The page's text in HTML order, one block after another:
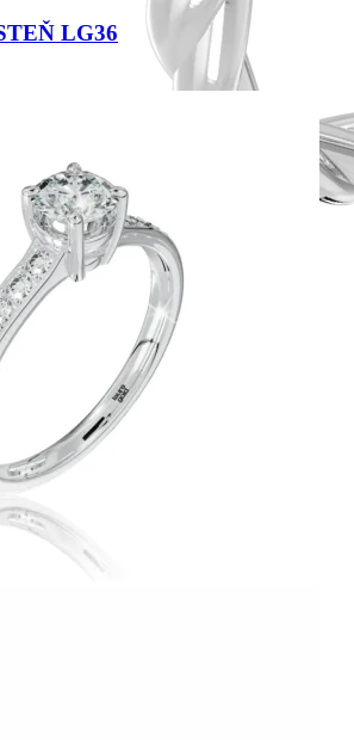
z kolekcie Twist Elegance.
LG36